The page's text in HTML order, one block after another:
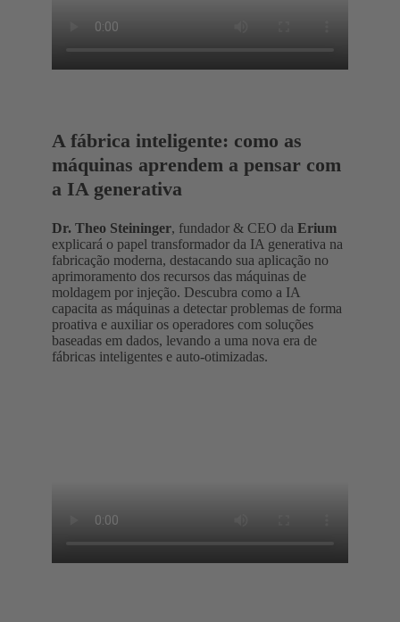
A fábrica inteligente: como as
máquinas aprendem a pensar com
a IA generativa
Dr. Theo Steininger, fundador & CEO da Erium
explicará o papel transformador da IA generativa na
fabricação moderna, destacando sua aplicação no
aprimoramento dos recursos das máquinas de
moldagem por injeção. Descubra como a IA
capacita as máquinas a detectar problemas de forma
proativa e auxiliar os operadores com soluções
baseadas em dados, levando a uma nova era de
fábricas inteligentes e auto-otimizadas.